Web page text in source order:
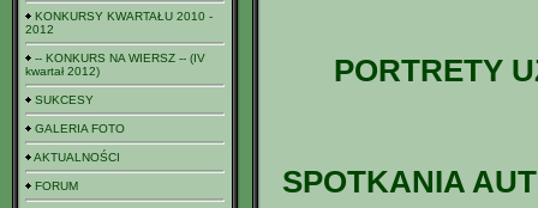
KONKURSY KWARTAŁU 2010 -
2012
-- KONKURS NA WIERSZ -- (IV
kwartał 2012)
SUKCESY
GALERIA FOTO
AKTUALNOŚCI
FORUM
PORTRETY
SPOTKANIA